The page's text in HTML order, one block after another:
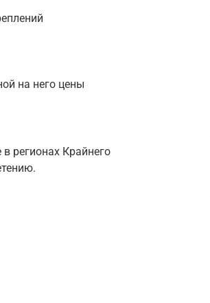
на него цены
регионах Крайнего